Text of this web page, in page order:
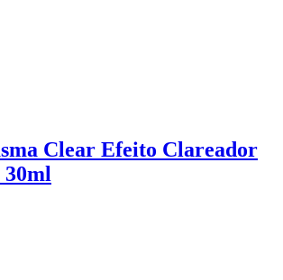
Clear Efeito Clareador
30ml